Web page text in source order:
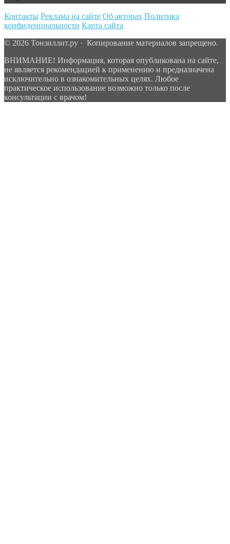
Контакты Реклама на сайте Об авторах Политика
конфиденциальности Карта сайта
© 2026 Тонзиллит.ру · Копирование материалов запрещено.
ВНИМАНИЕ! Информация, которая опубликована на сайте,
не является рекомендацией к применению и предназначена
исключительно в ознакомительных целях. Любое
практическое использование возможно только после
консультации с врачом!